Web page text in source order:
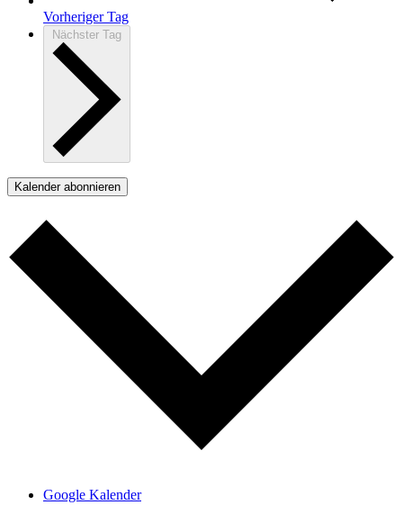
Vorheriger Tag
Nächster Tag
Kalender abonnieren
Google Kalender